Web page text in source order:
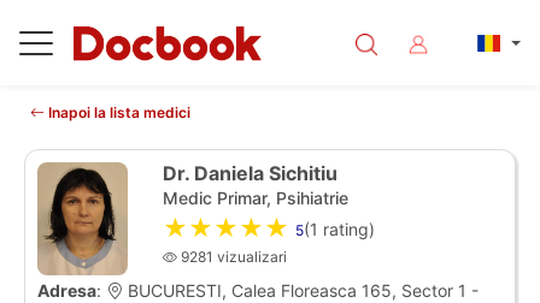
Inapoi la lista medici
Dr. Daniela Sichitiu
Medic Primar, Psihiatrie
★★★★★ 5(1 rating)
9281 vizualizari
Adresa:
BUCURESTI, Calea Floreasca 165, Sector 1 -